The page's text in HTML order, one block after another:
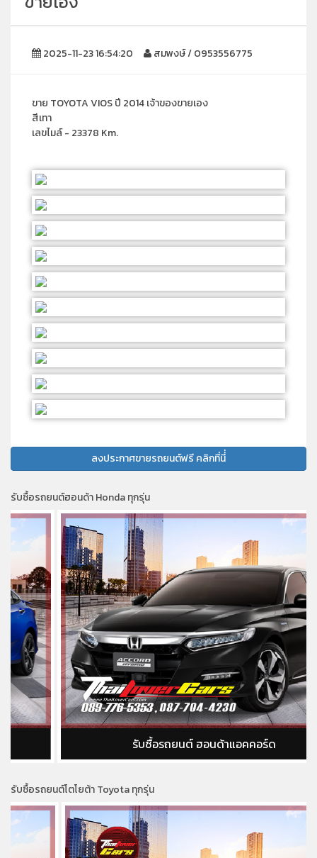
2025-11-23 16:54:20 สมพงษ์ / 0953556775
ขาย TOYOTA VIOS ปี 2014 เจ้าของขายเอง
สีเทา
เลขไมล์ - 23378 Km.
ลงประกาศขายรถยนต์ฟรี คลิกที่นี่่
รับซื้อรถยนต์ฮอนด้า Honda ทุกรุ่น
รับซื้อรถยนต์ ฮอนด้าแอคคอร์ด
รับซื้อรถยนต์โตโยต้า Toyota ทุกรุ่น